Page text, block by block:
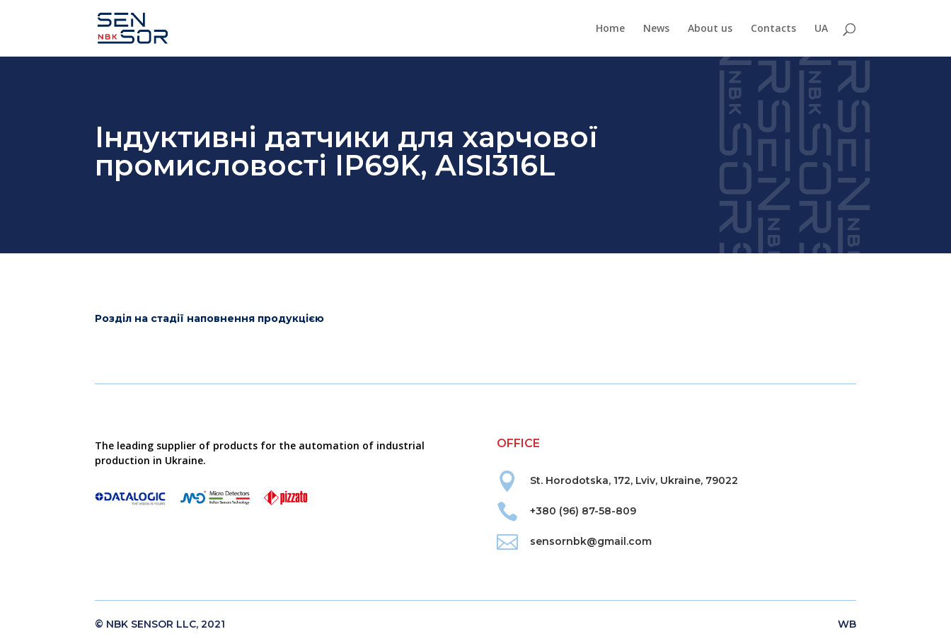
Home News About us Contacts UA
Індуктивні датчики для харчової
промисловості IP69K, AISI316L
Розділ на стадії наповнення продукцією
The leading supplier of products for the automation of industrial
production in Ukraine.
OFFICE
 St. Horodotska, 172, Lviv, Ukraine, 79022
 +380 (96) 87-58-809
 sensornbk@gmail.com
© NBK SENSOR LLC, 2021 WB